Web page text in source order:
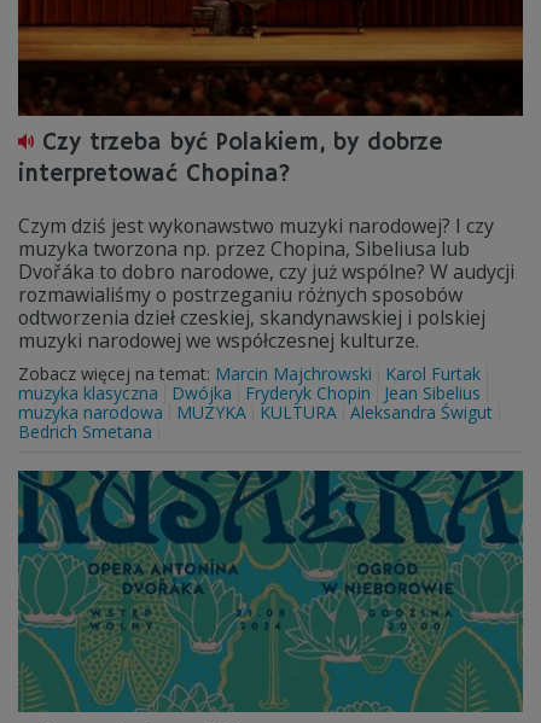
Czy trzeba być Polakiem, by dobrze
interpretować Chopina?
Czym dziś jest wykonawstwo muzyki narodowej? I czy
muzyka tworzona np. przez Chopina, Sibeliusa lub
Dvořáka to dobro narodowe, czy już wspólne? W audycji
rozmawialiśmy o postrzeganiu różnych sposobów
odtworzenia dzieł czeskiej, skandynawskiej i polskiej
muzyki narodowej we współczesnej kulturze.
Zobacz więcej na temat: Marcin Majchrowski
Karol Furtak
muzyka klasyczna
Dwójka Fryderyk Chopin
Jean Sibelius
muzyka narodowa
MUZYKA KULTURA Aleksandra Świgut
Bedrich Smetana